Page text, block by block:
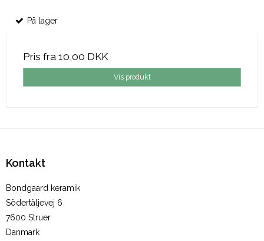
På lager
Pris fra 10,00 DKK
Vis produkt
Kontakt
Bondgaard keramik
Södertäljevej 6
7600 Struer
Danmark